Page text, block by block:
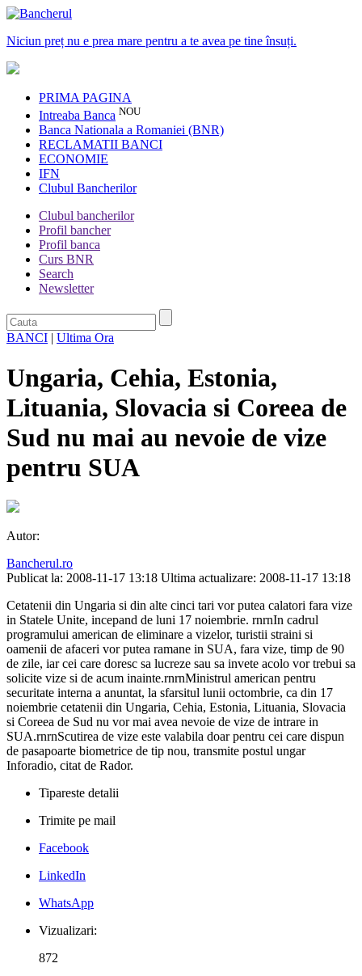
Niciun preț nu e prea mare pentru a te avea pe tine însuți.
PRIMA PAGINA
Intreaba Banca NOU
Banca Nationala a Romaniei (BNR)
RECLAMATII BANCI
ECONOMIE
IFN
Clubul Bancherilor
Clubul bancherilor
Profil bancher
Profil banca
Curs BNR
Search
Newsletter
BANCI | Ultima Ora
Ungaria, Cehia, Estonia,
Lituania, Slovacia si Coreea de
Sud nu mai au nevoie de vize
pentru SUA
Autor:
Bancherul.ro
Publicat la: 2008-11-17 13:18 Ultima actualizare: 2008-11-17 13:18
Cetatenii din Ungaria si din alte cinci tari vor putea calatori fara vize
in Statele Unite, incepand de luni 17 noiembrie. rnrnIn cadrul
programului american de eliminare a vizelor, turistii straini si
oamenii de afaceri vor putea ramane in SUA, fara vize, timp de 90
de zile, iar cei care doresc sa lucreze sau sa invete acolo vor trebui sa
solicite vize si de acum inainte.rnrnMinistrul american pentru
securitate interna a anuntat, la sfarsitul lunii octombrie, ca din 17
noiembrie cetatenii din Ungaria, Cehia, Estonia, Lituania, Slovacia
si Coreea de Sud nu vor mai avea nevoie de vize de intrare in
SUA.rnrnScutirea de vize este valabila doar pentru cei care dispun
de pasapoarte biometrice de tip nou, transmite postul ungar
Inforadio, citat de Rador.
Tipareste detalii
Trimite pe mail
Facebook
LinkedIn
WhatsApp
Vizualizari:
872